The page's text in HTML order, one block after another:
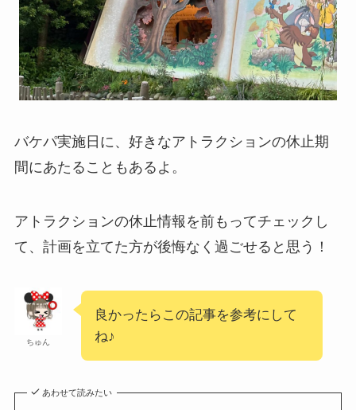
バケパ実施日に、好きなアトラクションの休止期
間にあたることもあるよ。
アトラクションの休止情報を前もってチェックし
て、計画を立てた方が後悔なく過ごせると思う！
ちゅん
良かったらこの記事を参考にして
ね♪
あわせて読みたい